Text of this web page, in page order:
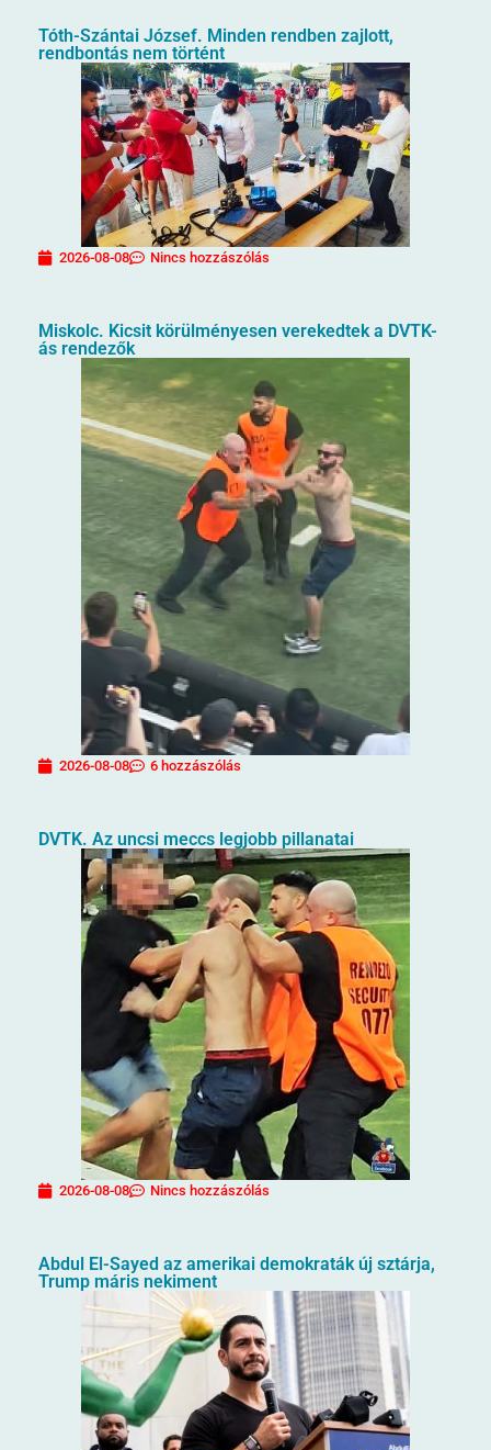
Tóth-Szántai József. Minden rendben zajlott,
rendbontás nem történt
2026-08-08 Nincs hozzászólás
Miskolc. Kicsit körülményesen verekedtek a DVTK-
ás rendezők
2026-08-08 6 hozzászólás
DVTK. Az uncsi meccs legjobb pillanatai
2026-08-08 Nincs hozzászólás
Abdul El-Sayed az amerikai demokraták új sztárja,
Trump máris nekiment